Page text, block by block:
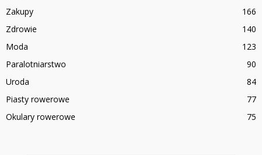
Zakupy
166
Zdrowie
140
Moda
123
Paralotniarstwo
90
Uroda
84
Piasty rowerowe
77
Okulary rowerowe
75